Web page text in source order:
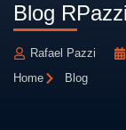
Blog RPazzi
Rafael Pazzi
Home
Blog